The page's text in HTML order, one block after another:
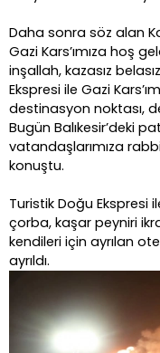
Daha sonra söz alan
Gazi Kars’ımıza hoş
inşallah, kazasız
Ekspresi ile Gazi
destinasyon noktası,
Bugün Balıkesir’deki
vatandaşlarımıza
konuştu.
Turistik Doğu Ekspresi
çorba, kaşar peyniri
kendileri için ayrılan
ayrıldı.